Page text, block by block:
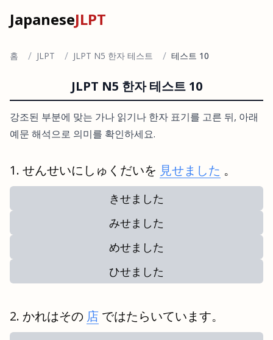
JapaneseJLPT
홈 / JLPT / JLPT N5 한자 테스트 / 테스트 10
JLPT N5 한자 테스트 10
강조된 부분에 맞는 가나 읽기나 한자 표기를 고른 뒤, 아래
예문 해석으로 의미를 확인하세요.
せんせいにしゅくだいを 見せました 。
きせました
みせました
めせました
ひせました
かれはその 店 ではたらいています。